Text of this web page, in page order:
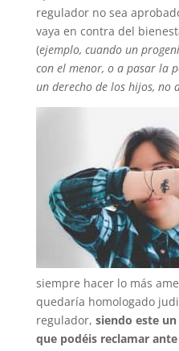
regulador no sea
vaya en contra del
(ejemplo, cuando un
con el menor, o a pasar la
un derecho de los hijos, no
siempre hacer lo más
quedaría homologado
regulador, siendo este
que podéis reclamar